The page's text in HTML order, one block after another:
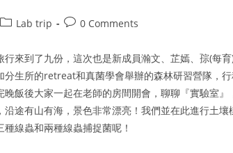
Lab trip 0 Comments
來到了九份，這次也是新成員瀚文、芷嫣、孮(每
分生所的retreat和真菌學會舉辦的森林研習營隊，
飯後大家一起在老師的房間開會，聊聊『實驗室』
途有山有海，景色非常漂亮！我們並在此進行土
線蟲和兩種線蟲捕捉菌呢！